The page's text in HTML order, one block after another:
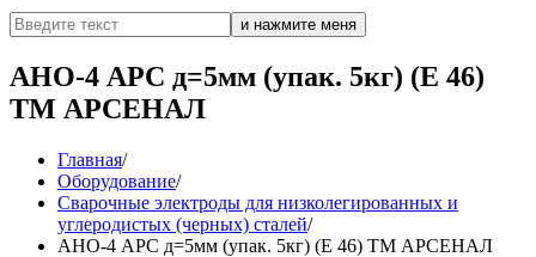
АНО-4 АРС д=5мм (упак. 5кг) (Е 46)
ТМ АРСЕНАЛ
Главная/
Оборудование/
Сварочные электроды для низколегированных и
углеродистых (черных) сталей/
АНО-4 АРС д=5мм (упак. 5кг) (Е 46) ТМ АРСЕНАЛ